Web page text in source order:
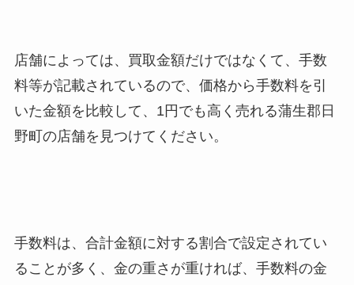
店舗によっては、買取金額だけではなくて、手数
料等が記載されているので、価格から手数料を引
いた金額を比較して、1円でも高く売れる蒲生郡日
野町の店舗を見つけてください。
手数料は、合計金額に対する割合で設定されてい
ることが多く、金の重さが重ければ、手数料の金